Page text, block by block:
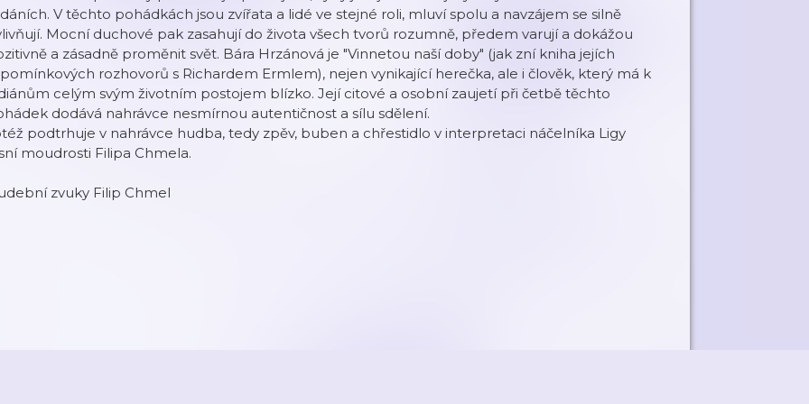
V těchto pohádkách jsou zvířata a lidé ve stejné roli, mluví spolu a navzájem se silně
Mocní duchové pak zasahují do života všech tvorů rozumně, předem varují a dokážou
a zásadně proměnit svět. Bára Hrzánová je "Vinnetou naší doby" (jak zní kniha jejích
rozhovorů s Richardem Ermlem), nejen vynikající herečka, ale i člověk, který má k
celým svým životním postojem blízko. Její citové a osobní zaujetí při četbě těchto
dodává nahrávce nesmírnou autentičnost a sílu sdělení.
podtrhuje v nahrávce hudba, tedy zpěv, buben a chřestidlo v interpretaci náčelníka Ligy
moudrosti Filipa Chmela.
zvuky Filip Chmel